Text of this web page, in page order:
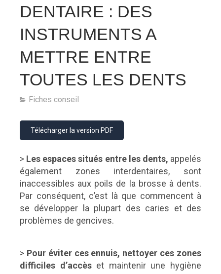
DENTAIRE : DES
INSTRUMENTS A
METTRE ENTRE
TOUTES LES DENTS
Fiches conseil
Télécharger la version PDF
> Les espaces situés entre les dents, appelés
également zones interdentaires, sont
inaccessibles aux poils de la brosse à dents.
Par conséquent, c’est là que commencent à
se développer la plupart des caries et des
problèmes de gencives.
> Pour éviter ces ennuis, nettoyer ces zones
difficiles d’accèset maintenir une hygiène